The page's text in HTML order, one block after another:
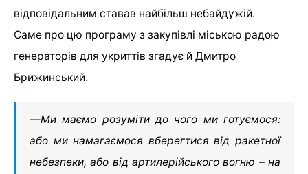
відповідальним ставав найбільш небайдужій.
Саме про цю програму з закупівлі міською радою
генераторів для укриттів згадує й Дмитро
Брижинський.
—Ми маємо розуміти до чого ми готуємося:
або ми намагаємося вберегтися від ракетної
небезпеки, або від артилерійського вогню – на